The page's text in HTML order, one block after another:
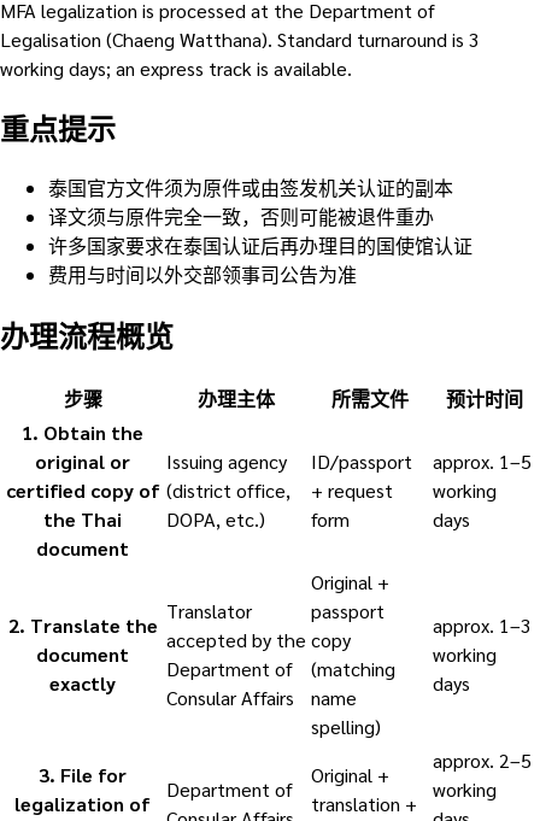
MFA legalization is processed at the Department of
Legalisation (Chaeng Watthana). Standard turnaround is 3
working days; an express track is available.
重点提示
泰国官方文件须为原件或由签发机关认证的副本
译文须与原件完全一致，否则可能被退件重办
许多国家要求在泰国认证后再办理目的国使馆认证
费用与时间以外交部领事司公告为准
办理流程概览
步骤 办理主体 所需文件
预计时间
1. Obtain the
original or
certified copy of
the Thai
document
Issuing agency
(district office,
DOPA, etc.)
ID/passport
+ request
form
approx. 1–5
working
days
2. Translate the
document
exactly
Translator
accepted by the
Department of
Consular Affairs
Original +
passport
copy
(matching
name
spelling)
approx. 1–3
working
days
3. File for
legalization of
Department of
Original +
translation +
approx. 2–5
working